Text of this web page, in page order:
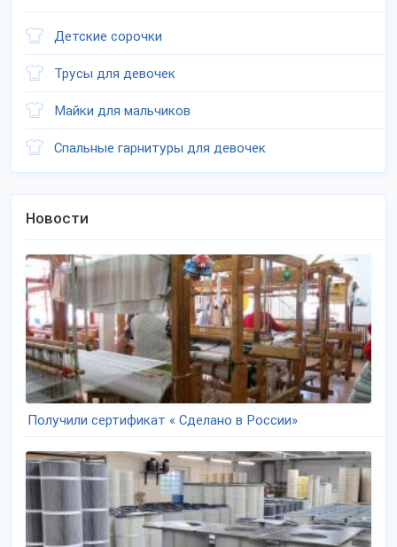
Детские сорочки
Трусы для девочек
Майки для мальчиков
Спальные гарнитуры для девочек
Новости
Получили сертификат « Сделано в России»